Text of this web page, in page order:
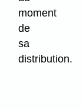
moment
de
sa
distribution.